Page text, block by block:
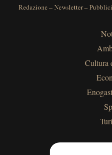
Redazione –Newsletter–
Cultura